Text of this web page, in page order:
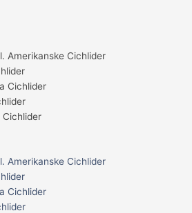
Amerikanske Cichlider
Cichlider
Cichlider
Amerikanske Cichlider
Cichlider